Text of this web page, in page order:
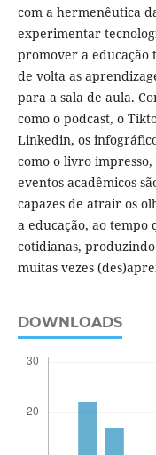
com a hermenêutica
experimentar
promover a educação
de volta as
para a sala de aula.
como o podcast, o
Linkedin, os
como o livro impresso,
eventos acadêmicos
capazes de atrair os
a educação, ao tempo
cotidianas,
muitas vezes
DOWNLOADS